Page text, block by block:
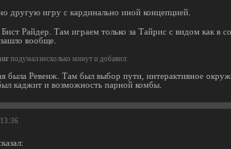
другую игру с кардинально иной концепцией.
Райдер. Там играем только за Тайрис с видом как
вообще.
подумал несколько минут и добавил:
была Ревенж. Там был выбор пути, интерактивное
каджит и возможность парной комбы.